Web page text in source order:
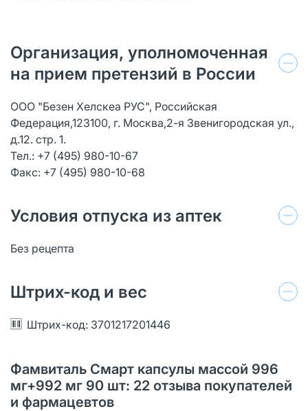
Организация, уполномоченная
на прием претензий в России
ООО "Безен Хелскеа РУС", Российская
Федерация,123100, г. Москва,2-я Звенигородская ул.,
д.12. стр. 1.
Тел.: +7 (495) 980-10-67
Факс: +7 (495) 980-10-68
Условия отпуска из аптек
Без рецепта
Штрих-код и вес
Штрих-код: 3701217201446
Фамвиталь Смарт капсулы массой 996
мг+992 мг 90 шт: 22 отзыва покупателей
и фармацевтов